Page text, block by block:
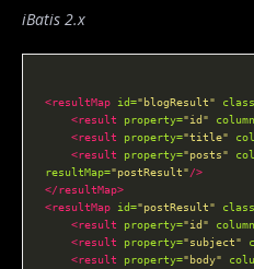
iBatis 2.x
<resultMap id="blogResult"
<result
property="id"
<result
property="title"
<result
property="posts"
resultMap="postResult"/>
</resultMap>
<resultMap
id="postResult"
<result
property="id"
<result
property="subject"
<result
property="body"